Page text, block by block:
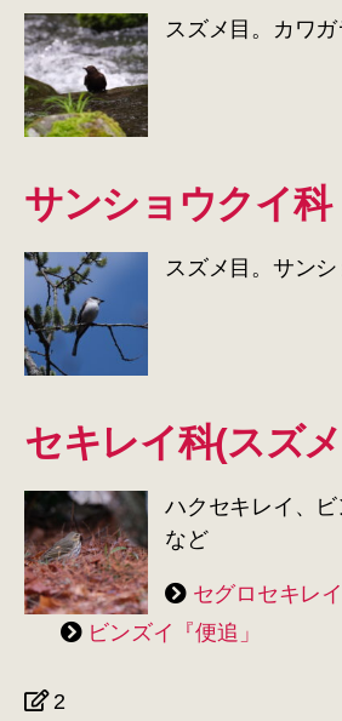
スズメ目。カワ
サンショウクイ科
スズメ目。サン
セキレイ科(スズ
ハクセキレイ、
など
セグロセキレイ
ビンズイ『便追」
2